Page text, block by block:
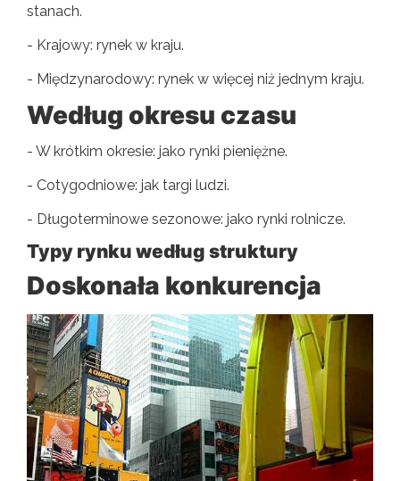
stanach.
- Krajowy: rynek w kraju.
- Międzynarodowy: rynek w więcej niż jednym kraju.
Według okresu czasu
- W krótkim okresie: jako rynki pieniężne.
- Cotygodniowe: jak targi ludzi.
- Długoterminowe sezonowe: jako rynki rolnicze.
Typy rynku według struktury
Doskonała konkurencja